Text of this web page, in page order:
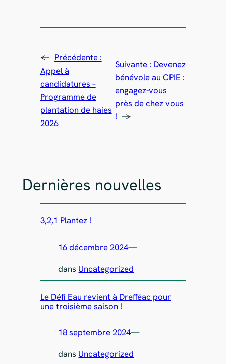
← Précédente :
Appel à
candidatures –
Programme de
plantation de haies
2026
Suivante : Devenez
bénévole au CPIE :
engagez-vous
près de chez vous
! →
Dernières nouvelles
3,2,1 Plantez !
16 décembre 2024—
dans Uncategorized
Le Défi Eau revient à Drefféac pour
une troisième saison !
18 septembre 2024—
dans Uncategorized